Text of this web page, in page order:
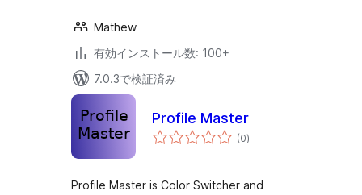
Mathew
有効インストール数: 100+
7.0.3で検証済み
Profile Master
(0個
の)
Profile Master is Color Switcher and